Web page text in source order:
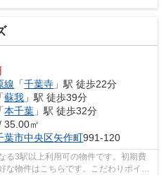
線 「千葉寺 」駅 徒歩22分
「蘇我 」駅 徒歩39分
「本千葉 」駅 徒歩32分
35.00㎡
葉市中央区矢作町991-120
る3駅以上利用可の物件です。初期費
な物件はこちらです。こだわりポイン